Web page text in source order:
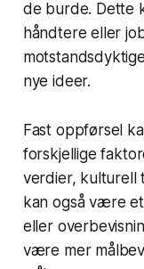
de burde. Dette
håndtere eller
nye ideer.
Fast oppførsel
forskjellige
verdier, kulturell
kan også være
eller
være mer